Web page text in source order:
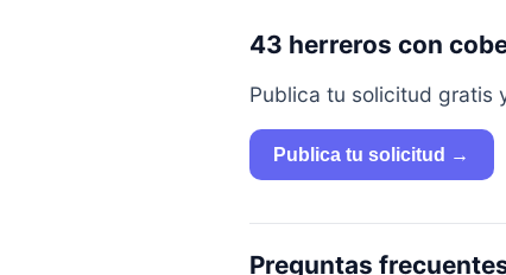
43 herreros con
Publica tu solicitud gratis
Publica tu solicitud →
Preguntas